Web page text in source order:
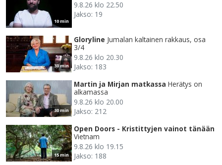
10 min
9.8.26 klo 22.50
Jakso: 19
30 min
Gloryline Jumalan kaltainen rakkaus, osa
3/4
9.8.26 klo 20.30
Jakso: 183
30 min
Martin ja Mirjan matkassa Herätys on
alkamassa
9.8.26 klo 20.00
Jakso: 212
15 min
Open Doors - Kristittyjen vainot tänään
Vietnam
9.8.26 klo 19.15
Jakso: 188